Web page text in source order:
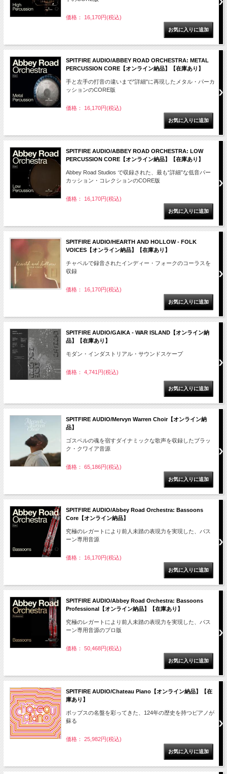
価格： 16,170円(税込)
SPITFIRE AUDIO/ABBEY ROAD ORCHESTRA: METAL
PERCUSSION CORE【オンライン納品】【在庫あり】
手と左手の打音の違いまで"詳細"に再現したメタル・パーカ
ッションのCORE版
価格： 16,170円(税込)
SPITFIRE AUDIO/ABBEY ROAD ORCHESTRA: LOW
PERCUSSION CORE【オンライン納品】【在庫あり】
Abbey Road Studios で収録された、最も“詳細”な低音パー
カッション・コレクションのCORE版
価格： 16,170円(税込)
SPITFIRE AUDIO/HEARTH AND HOLLOW - FOLK
VOICES【オンライン納品】【在庫あり】
チャペルで録音されたインディー・フォークのコーラスを
収録
価格： 16,170円(税込)
SPITFIRE AUDIO/GAIKA - WAR ISLAND【オンライン納
品】【在庫あり】
モダン・インダストリアル・サウンドスケープ
価格： 4,741円(税込)
SPITFIRE AUDIO/Mervyn Warren Choir【オンライン納
品】
ゴスペルの魂を宿すダイナミックな歌声を収録したブラッ
ク・クワイア音源
価格： 65,186円(税込)
SPITFIRE AUDIO/Abbey Road Orchestra: Bassoons
Core【オンライン納品】
究極のレガートにより前人未踏の表現力を実現した、バス
ーン専用音源
価格： 16,170円(税込)
SPITFIRE AUDIO/Abbey Road Orchestra: Bassoons
Professional【オンライン納品】【在庫あり】
究極のレガートにより前人未踏の表現力を実現した、バス
ーン専用音源のプロ版
価格： 50,468円(税込)
SPITFIRE AUDIO/Chateau Piano【オンライン納品】【在
庫あり】
ポップスの名盤を彩ってきた、124年の歴史を持つピアノが
蘇る
価格： 25,982円(税込)